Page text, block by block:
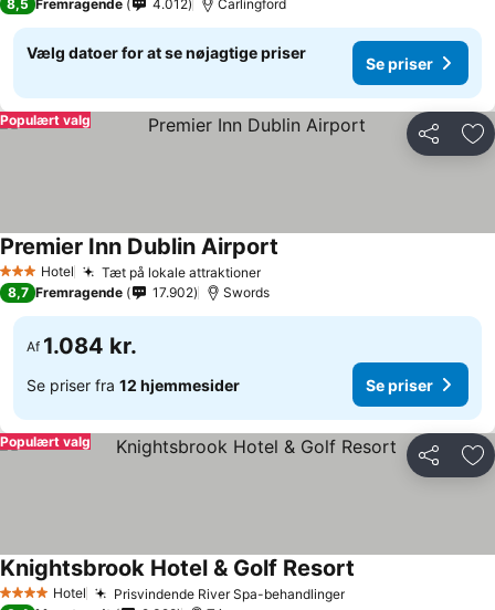
8,5 Fremragende 4.012 Carlingford
Vælg datoer for at se nøjagtige priser
Se priser
Del
Populært valg
3 StjernerHotel Tæt på lokale attraktioner
Premier Inn Dublin Airport
8,7 Fremragende 17.902 Swords
Af 1.084 kr.
Se priser fra 12 hjemmesider Se priser
Del
Populært valg
4 StjernerHotel Prisvindende River Spa-behandlinger
Knightsbrook Hotel & Golf Resort